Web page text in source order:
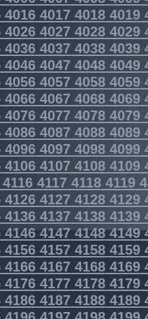
40164017 40184019
4026402740284029
40364037 40384039
40464047 40484049
40564057 40584059
4066406740684069
40764077 40784079
40864087 40884089
40964097 40984099
41064107 41084109
4117 41184119
41264127 41284129
41364137 41384139
4146414741484149
4156415741584159
4166416741684169
4176417741784179
4186418741884189